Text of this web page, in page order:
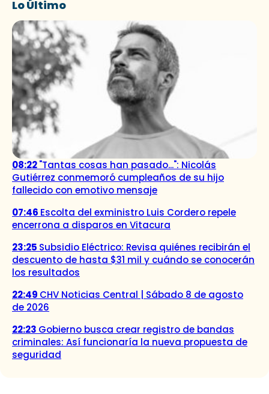
Lo Último
08:22"Tantas cosas han pasado...": Nicolás
Gutiérrez conmemoró cumpleaños de su hijo
fallecido con emotivo mensaje
07:46 Escolta del exministro Luis Cordero repele
encerrona a disparos en Vitacura
23:25 Subsidio Eléctrico: Revisa quiénes recibirán el
descuento de hasta $31 mil y cuándo se conocerán
los resultados
22:49 CHV Noticias Central | Sábado 8 de agosto
de 2026
22:23 Gobierno busca crear registro de bandas
criminales: Así funcionaría la nueva propuesta de
seguridad